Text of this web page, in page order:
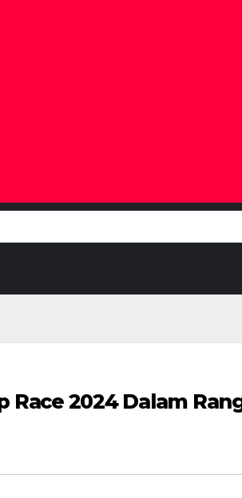
Race 2024 Dalam